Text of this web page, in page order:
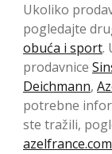
Ukoliko
pogledajte
obuća i sport.
prodavnice
Deichmann,
potrebne
ste tražili,
azelfrance.com